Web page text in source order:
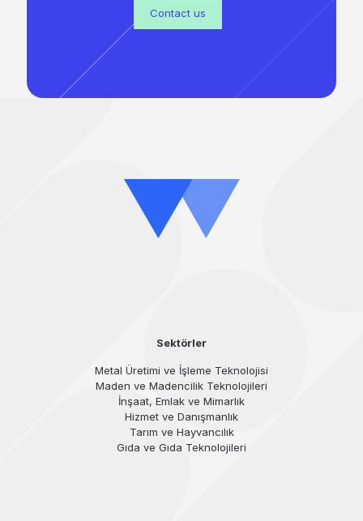
Contact us
Sektörler
Metal Üretimi ve İşleme Teknolojisi
Maden ve Madencilik Teknolojileri
İnşaat, Emlak ve Mimarlık
Hizmet ve Danışmanlık
Tarım ve Hayvancılık
Gıda ve Gıda Teknolojileri